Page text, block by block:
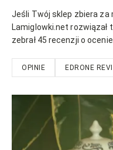
Jeśli Twój sklep zbiera za
Lamiglowki.net
zebrał 45 recenzji o ocenie
OPINIE EDRONE